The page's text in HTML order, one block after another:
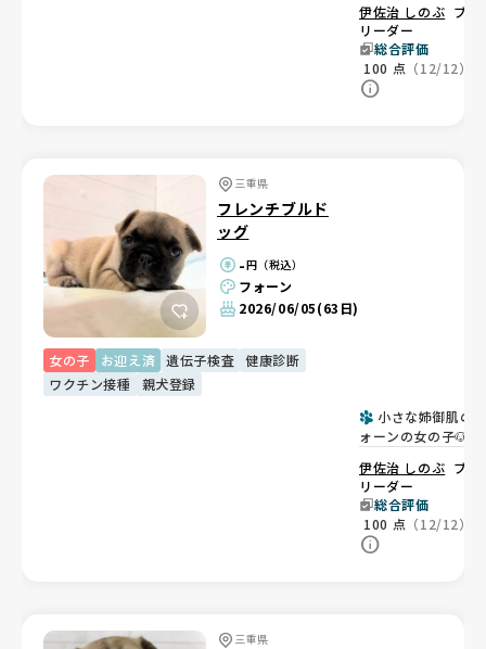
伊佐治 しのぶ ブ
リーダー
総合評価
100 点 （12/12）
三重県
フレンチブルド
ッグ
-円（税込）
フォーン
2026/06/05(63日)
女の子 お迎え済 遺伝子検査
健康診断
ワクチン接種
親犬登録
小さな姉御肌のフ
ォーンの女の子🐶
伊佐治 しのぶ ブ
リーダー
総合評価
100 点 （12/12）
三重県